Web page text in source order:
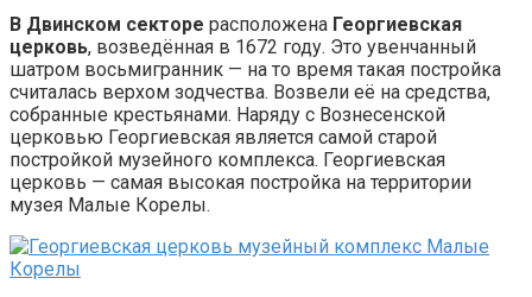
В Двинском секторе расположена Георгиевская
церковь, возведённая в 1672 году. Это увенчанный
шатром восьмигранник — на то время такая постройка
считалась верхом зодчества. Возвели её на средства,
собранные крестьянами. Наряду с Вознесенской
церковью Георгиевская является самой старой
постройкой музейного комплекса. Георгиевская
церковь — самая высокая постройка на территории
музея Малые Корелы.